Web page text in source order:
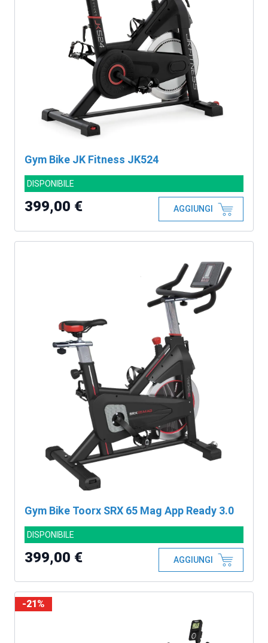
Gym Bike JK Fitness JK524
DISPONIBILE
399,00 € AGGIUNGI
Gym Bike Toorx SRX 65 Mag App Ready 3.0
DISPONIBILE
399,00 € AGGIUNGI
-21%